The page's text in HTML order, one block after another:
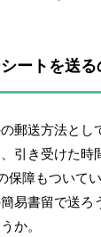
ートを送る
郵送方法とし
引き受けた時
障もついてい
易書留で送ろ
か。